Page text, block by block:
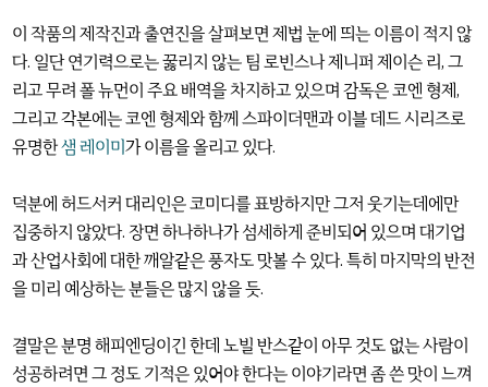
이 작품의 제작진과 출연진을 살펴보면 제법 눈에 띄는 이름이 적지 않
다. 일단 연기력으로는 꿇리지 않는 팀 로빈스나 제니퍼 제이슨 리, 그
리고 무려 폴 뉴먼이 주요 배역을 차지하고 있으며 감독은 코엔 형제,
그리고 각본에는 코엔 형제와 함께 스파이더맨과 이블 데드 시리즈로
유명한샘 레이미가 이름을 올리고 있다.
덕분에 허드서커 대리인은 코미디를 표방하지만 그저 웃기는데에만
집중하지 않았다. 장면 하나하나가 섬세하게 준비되어 있으며 대기업
과 산업사회에 대한 깨알같은 풍자도 맛볼 수 있다. 특히 마지막의 반전
을 미리 예상하는 분들은 많지 않을 듯.
결말은 분명 해피엔딩이긴 한데 노빌 반스같이 아무 것도 없는 사람이
성공하려면 그 정도 기적은 있어야 한다는 이야기라면 좀 쓴 맛이 느껴